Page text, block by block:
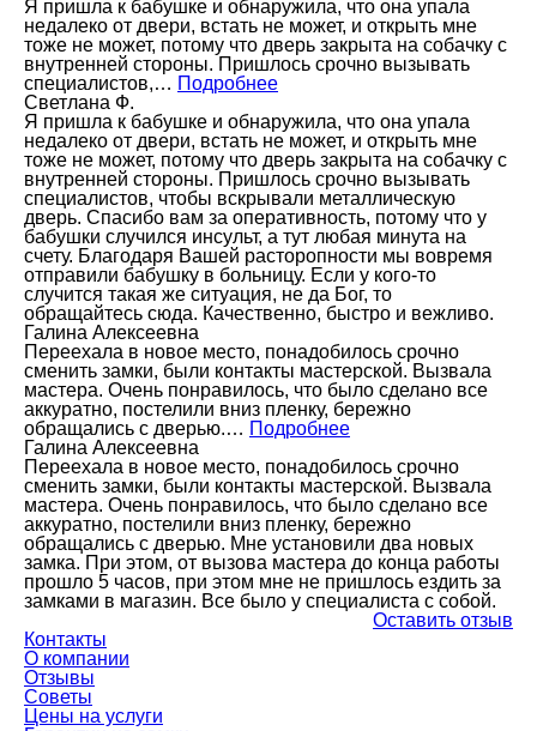
Я пришла к бабушке и обнаружила, что она упала
недалеко от двери, встать не может, и открыть мне
тоже не может, потому что дверь закрыта на собачку с
внутренней стороны. Пришлось срочно вызывать
специалистов,… Подробнее
Светлана Ф.
Я пришла к бабушке и обнаружила, что она упала
недалеко от двери, встать не может, и открыть мне
тоже не может, потому что дверь закрыта на собачку с
внутренней стороны. Пришлось срочно вызывать
специалистов, чтобы вскрывали металлическую
дверь. Спасибо вам за оперативность, потому что у
бабушки случился инсульт, а тут любая минута на
счету. Благодаря Вашей расторопности мы вовремя
отправили бабушку в больницу. Если у кого-то
случится такая же ситуация, не да Бог, то
обращайтесь сюда. Качественно, быстро и вежливо.
Галина Алексеевна
Переехала в новое место, понадобилось срочно
сменить замки, были контакты мастерской. Вызвала
мастера. Очень понравилось, что было сделано все
аккуратно, постелили вниз пленку, бережно
обращались с дверью.… Подробнее
Галина Алексеевна
Переехала в новое место, понадобилось срочно
сменить замки, были контакты мастерской. Вызвала
мастера. Очень понравилось, что было сделано все
аккуратно, постелили вниз пленку, бережно
обращались с дверью. Мне установили два новых
замка. При этом, от вызова мастера до конца работы
прошло 5 часов, при этом мне не пришлось ездить за
замками в магазин. Все было у специалиста с собой.
Оставить отзыв
Контакты
О компании
Отзывы
Советы
Цены на услуги